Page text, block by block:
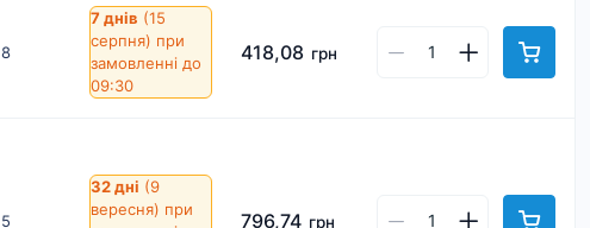
8
7 днів (15
серпня) при
замовленні до
09:30
418,08 грн
5
32 дні (9
вересня) при
796,74 грн